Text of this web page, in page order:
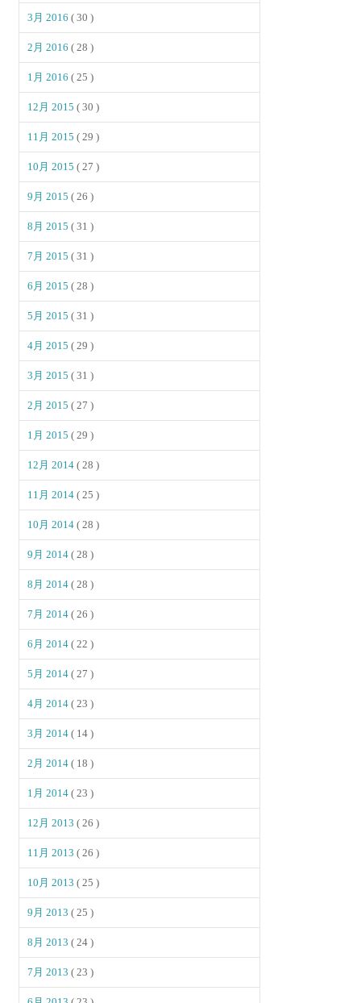
3月 2016( 30 )
2月 2016( 28 )
1月 2016( 25 )
12月 2015( 30 )
11月 2015( 29 )
10月 2015( 27 )
9月 2015( 26 )
8月 2015( 31 )
7月 2015( 31 )
6月 2015( 28 )
5月 2015( 31 )
4月 2015( 29 )
3月 2015( 31 )
2月 2015( 27 )
1月 2015( 29 )
12月 2014( 28 )
11月 2014( 25 )
10月 2014( 28 )
9月 2014( 28 )
8月 2014( 28 )
7月 2014( 26 )
6月 2014( 22 )
5月 2014( 27 )
4月 2014( 23 )
3月 2014( 14 )
2月 2014( 18 )
1月 2014( 23 )
12月 2013( 26 )
11月 2013( 26 )
10月 2013( 25 )
9月 2013( 25 )
8月 2013( 24 )
7月 2013( 23 )